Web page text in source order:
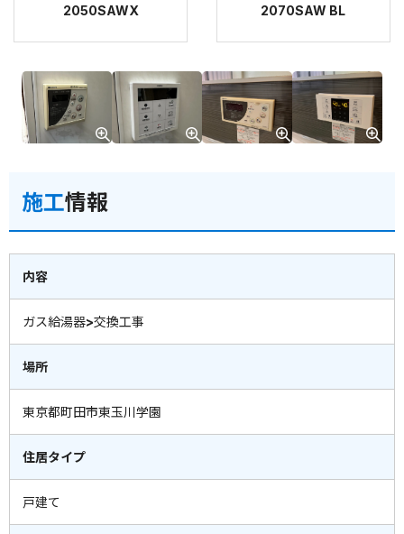
2050SAWX
2070SAW BL
施工情報
内容
ガス給湯器>交換工事
場所
東京都町田市東玉川学園
住居タイプ
戸建て